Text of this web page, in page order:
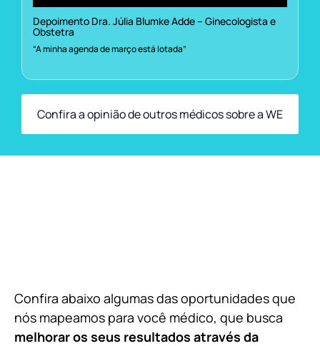
Depoimento Dra. Júlia Blumke Adde – Ginecologista e
Obstetra
“A minha agenda de março está lotada”
Confira a opinião de outros médicos sobre a WE
Confira abaixo algumas das oportunidades que
nós mapeamos para você médico, que busca
melhorar os seus resultados através da